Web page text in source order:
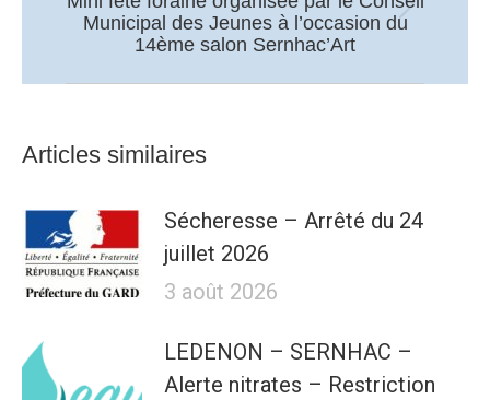
Article
suivant
:
Municipal des Jeunes à l’occasion du
14ème salon Sernhac’Art
Articles similaires
Sécheresse – Arrêté du 24
juillet 2026
3 août 2026
LEDENON – SERNHAC –
Alerte nitrates – Restriction